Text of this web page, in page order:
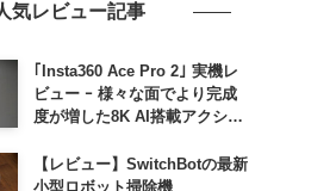
気レビュー記事
｢Insta360 Ace Pro 2｣ 実機レ
ビュー ｰ 様々な面でより完成
度が増した8K AI搭載アクショ
【レビュー】SwitchBotの最新
小型ロボット掃除機